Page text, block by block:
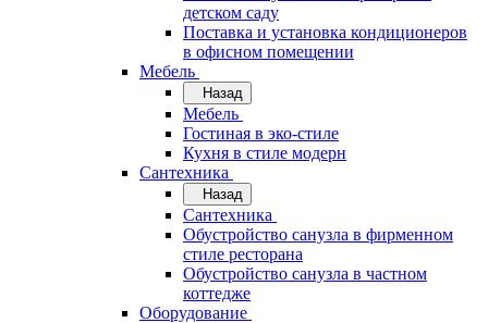
детском саду
Поставка и установка кондиционеров
в офисном помещении
Мебель
Назад
Мебель
Гостиная в эко-стиле
Кухня в стиле модерн
Сантехника
Назад
Сантехника
Обустройство санузла в фирменном
стиле ресторана
Обустройство санузла в частном
коттедже
Оборудование